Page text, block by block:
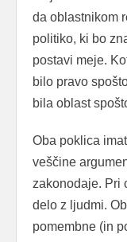
da oblastnikom
politiko, ki bo
postavi meje.
bilo pravo
bila oblast
Oba poklica
veščine
zakonodaje. Pri
delo z ljudmi.
pomembne (in